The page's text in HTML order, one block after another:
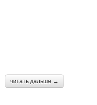
читать дальше →